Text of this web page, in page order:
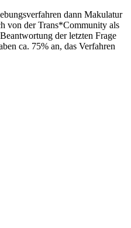
dann Makulatur
von der Trans*Community als
der letzten Frage
ca. 75% an, das Verfahren